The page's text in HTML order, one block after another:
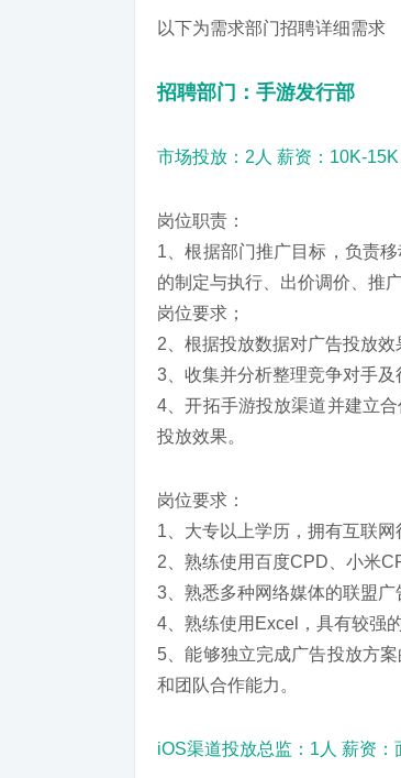
以下为需求部门招聘详细需求
招聘部门：手游发行部
市场投放：2人 薪资：10K-
岗位职责：
1、根据部门推广目标，负责
的制定与执行、出价调价、推
岗位要求；
2、根据投放数据对广告投放
3、收集并分析整理竞争对手及
4、开拓手游投放渠道并建立
投放效果。
岗位要求：
1、大专以上学历，拥有互联网
2、熟练使用百度CPD、小米
3、熟悉多种网络媒体的联盟
4、熟练使用Excel，具有较强
5、能够独立完成广告投放方
和团队合作能力。
iOS渠道投放总监：1人 薪资